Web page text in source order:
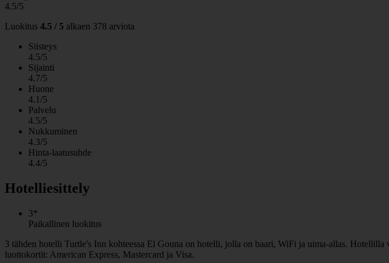
4.5/5
Luokitus 4.5 / 5 alkaen 378 arviota
Siisteys
4.5/5
Sijainti
4.7/5
Huone
4.1/5
Palvelu
4.5/5
Nukkuminen
4.3/5
Hinta-laatusuhde
4.4/5
Hotelliesittely
3*
Paikallinen luokitus
3 tähden hotelli Turtle's Inn kohteessa El Gouna on hotelli, jolla on baari, WiFi ja uima-allas.
luottokortit: American Express, Mastercard ja Visa.